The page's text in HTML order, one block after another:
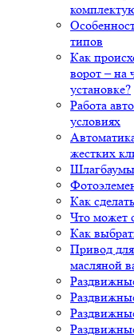
типов
Как
ворот – на
установке?
Работа
условиях
жестких
Шлагбаумы
Как
Что может
Как
Привод
масляной